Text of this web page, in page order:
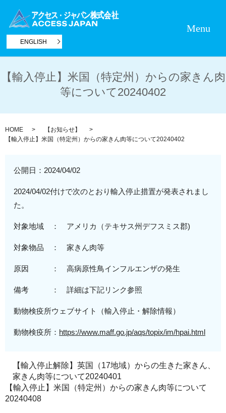
ENGLISH
Menu
【輸入停止】米国（特定州）からの家きん肉
等について20240402
HOME
【お知らせ】
【輸入停止】米国（特定州）からの家きん肉等について20240402
公開日： 2024/04/02
2024/04/02付けで次のとおり輸入停止措置が発表されまし
た。
対象地域 ： アメリカ（テキサス州デフスミス郡)
対象物品 ： 家きん肉等
原因 ： 高病原性鳥インフルエンザの発生
備考 ： 詳細は下記リンク参照
動物検疫所ウェブサイト（輸入停止・解除情報）
動物検疫所： https://www.maff.go.jp/aqs/topix/im/hpai.html
【輸入停止解除】英国（17地域）からの生きた家きん、
家きん肉等について20240401
【輸入停止】米国（特定州）からの家きん肉等について
20240408